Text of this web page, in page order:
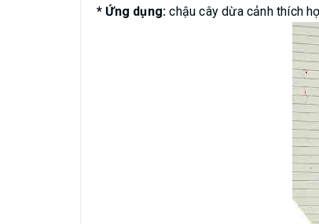
* Ứng dụng:chậu cây dừa cảnh thích